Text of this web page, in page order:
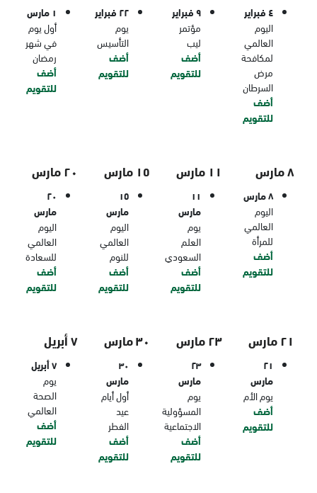
٤ فبراير
اليوم
العالمي
لمكافحة
مرض
السرطان
أضف
للتقويم
٩ فبراير
مؤتمر
ليب
أضف
للتقويم
٢٢ فبراير
يوم
التأسيس
أضف
للتقويم
١ مارس
أول يوم
في شهر
رمضان
أضف
للتقويم
٨ مارس
٨ مارس
اليوم
العالمي
للمرأة
أضف
للتقويم
١١ مارس
١١
مارس
يوم
العلم
السعودي
أضف
للتقويم
١٥ مارس
١٥
مارس
اليوم
العالمي
للنوم
أضف
للتقويم
٢٠ مارس
٢٠
مارس
اليوم
العالمي
للسعادة
أضف
للتقويم
٢١ مارس
٢١
مارس
يوم الأم
أضف
للتقويم
٢٣ مارس
٢٣
مارس
يوم
المسؤولية
الاجتماعية
أضف
للتقويم
٣٠ مارس
٣٠
مارس
أول أيام
عيد
الفطر
أضف
للتقويم
٧ أبريل
٧ أبريل
يوم
الصحة
العالمي
أضف
للتقويم